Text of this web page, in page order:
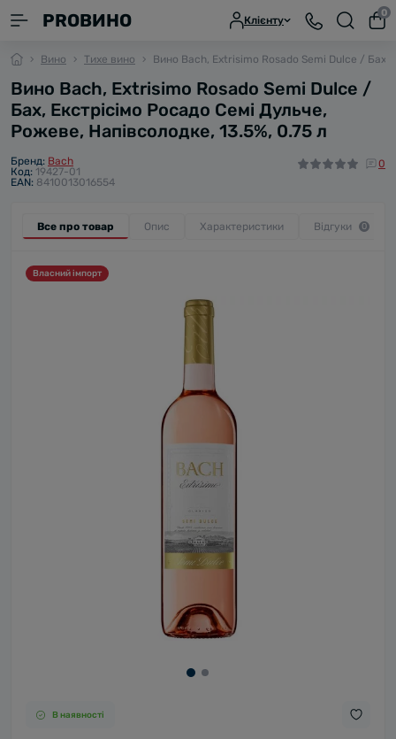
PROВИНО Клієнту
0
Вино Тихе вино Вино Bach, Extrisimo Rosado Semi Dulce / Бах,
Вино Bach, Extrisimo Rosado Semi Dulce /
Бах, Екстрісімо Росадо Семі Дульче,
Рожеве, Напівсолодке, 13.5%, 0.75 л
Бренд: Bach
Код: 19427-01
EAN: 8410013016554
0
Все про товар Опис Характеристики Відгуки 0
Власний імпорт
В наявності